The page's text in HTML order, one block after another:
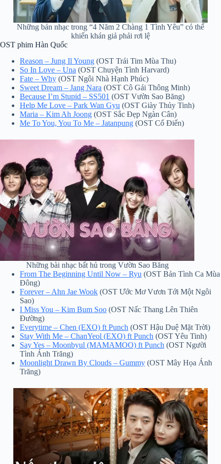
Những bản nhạc trong “4 Năm 2 Chàng 1 Tình Yêu” có thể
khiến khán giả phải rơi lệ
OST phim Hàn Quốc
Reason – Jung Il Young (OST Trái Tim Mùa Thu)
So In Love – Una (OST Chuyện Tình Harvard)
Fate – Why (OST Ngôi Nhà Hạnh Phúc)
Sweet Dream – Jang Nara (OST Cô Gái Thông Minh)
Because I’m Stupid – SS501 (OST Vườn Sao Băng)
Help Me Love – Park Wan Gyu (OST Giày Thủy Tinh)
Maria – Kim Ah Joong (OST Sắc Đẹp Ngàn Cân)
Me To You, You To Me – Jatanpung (OST Cổ Điển)
Những bài nhạc bất hủ trong Vườn Sao Băng
From The Beginning Until Now – Ryu (OST Bản Tình Ca Mùa
Đông)
Forever – Ahn Jae Wook (OST Ước Mơ Vươn Tới Một Ngôi
Sao)
I Miss You – Kim Bum Soo (OST Nấc Thang Lên Thiên
Đường)
Everytime – Chen (EXO) ft Punch (OST Hậu Duệ Mặt Trời)
Stay With Me – ChanYeol (EXO) ft Punch (OST Yêu Tinh)
Say Yes – Moonbyul (MAMAMOO) ft Punch (OST Người
Tình Ánh Trăng)
Moonlight Drawn By Clouds – Gummy (OST Mây Họa Ánh
Trăng)